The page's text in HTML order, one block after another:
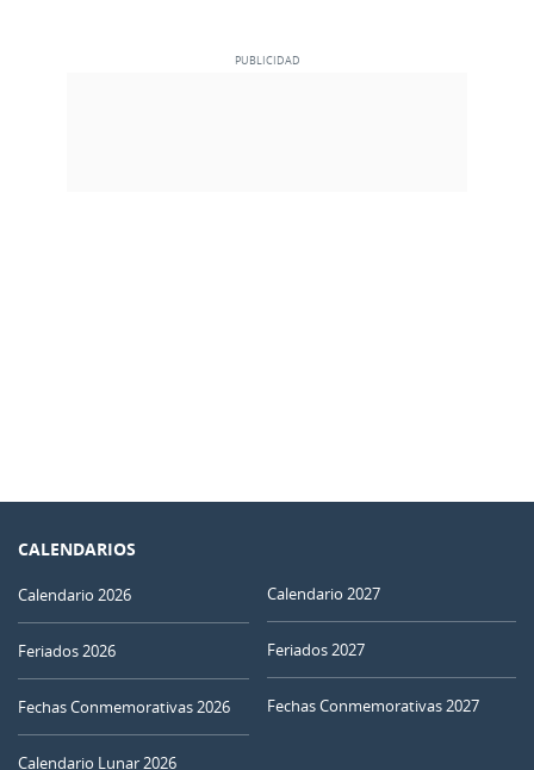
CALENDARIOS
Calendario 2026
Feriados 2026
Fechas Conmemorativas 2026
Calendario Lunar 2026
Calendario 2027
Feriados 2027
Fechas Conmemorativas 2027